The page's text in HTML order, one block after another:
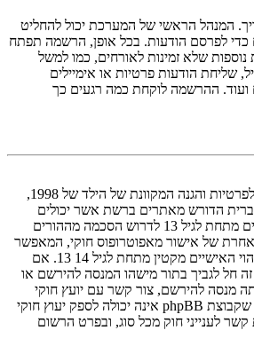
המנהל הראשי של המערכת יכול להחליט
לפרסם הודעות. בכל אופן, הרשמה תפתח
נוספות שלא זמינות לאורחים, כמו למשל
שליחת הודעות פרטיות או אימיילים
ההרשמה לוקחת כמה רגעים כך
COPPA, או החוק לפרטיות והגנה המקוונת של הילד של 1998,
הדורש מאתרים ברשת אשר יכולים
לאסוף מידע מקטינים מתחת לגיל 13 לדרוש הסכמה מההורים
של אישור מאפוטרופוס חוקי, המאפשר
את איסוף פרטי הזיהוי האישיים מקטין מתחת לגיל 14 13. אם
חל לגביך בתור מישהו המנסה להירשם או
מנסה להירשם, צור קשר עם יועץ חוקי
להתיעצות. שים לב שקבוצת phpBB אינה יכולה לספק יעוץ חוקי
קשר לענייני חוק מכל סוג, ובפרט הרשום